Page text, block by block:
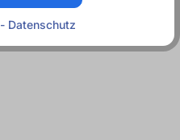
- Datenschutz